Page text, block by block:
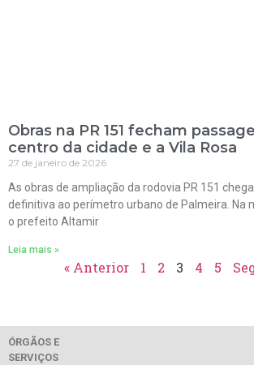
Obras na PR 151 fecham
centro da cidade e a Vila Rosa
27 de janeiro de 2026
As obras de ampliação da rodovia PR 151
definitiva ao perímetro urbano de Palmeira. Na
o prefeito Altamir
Leia mais »
« Anterior 1 2 3 4 5
ÓRGÃOS E
SERVIÇOS